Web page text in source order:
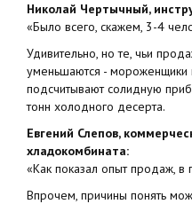
Николай Чертычный,
«Было всего, скажем, 3-4
Удивительно, но те, чьи
уменьшаются - мороженщики
подсчитывают солидную
тонн холодного десерта.
Евгений Слепов,
хладокомбината:
«Как показал опыт продаж, в
Впрочем, причины понять